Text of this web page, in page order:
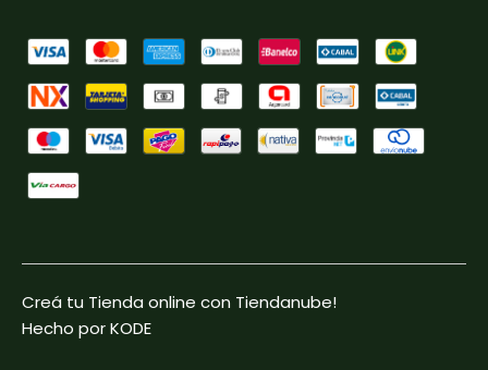
Creá tu Tienda online con Tiendanube!
Hecho por KODE